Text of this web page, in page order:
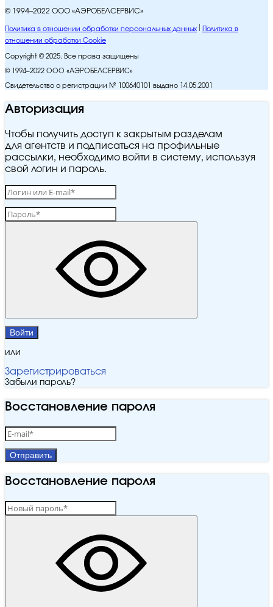
© 1994–2022 ООО «АЭРОБЕЛСЕРВИС»
Политика в отношении обработки персональных данных
Политика в
отношении обработки Cookie
Copyright © 2025. Все права защищены
© 1994–2022 ООО «АЭРОБЕЛСЕРВИС»
Свидетельство о регистрации № 100640101 выдано 14.05.2001
Авторизация
Чтобы получить доступ к закрытым разделам
для агентств и подписаться на профильные
рассылки, необходимо войти в систему, используя
свой логин и пароль.
Войти
или
Зарегистрироваться
Забыли пароль?
Восстановление пароля
Отправить
Восстановление пароля